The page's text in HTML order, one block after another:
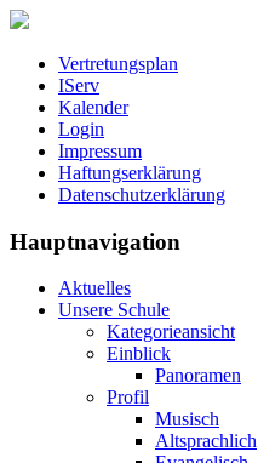
Vertretungsplan
IServ
Kalender
Login
Impressum
Haftungserklärung
Datenschutzerklärung
Hauptnavigation
Aktuelles
Unsere Schule
Kategorieansicht
Einblick
Panoramen
Profil
Musisch
Altsprachlich